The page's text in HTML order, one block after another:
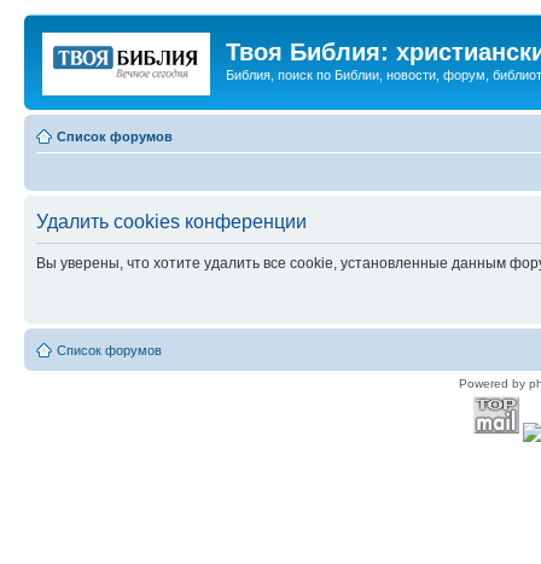
Твоя Библия:
Библия, поиск по Библии, новости, форум,
Список форумов
Удалить cookies конференции
Вы уверены, что хотите удалить все cookie, установленные данным
Список форумов
Powered by